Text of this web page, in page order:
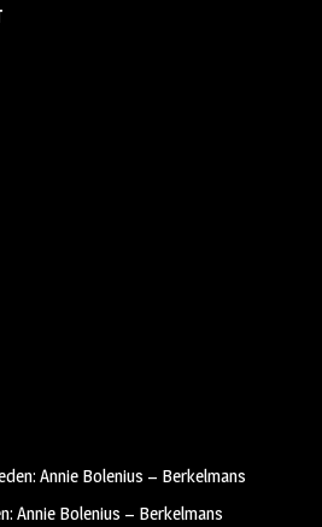
Annie Bolenius – Berkelmans
Annie Bolenius – Berkelmans